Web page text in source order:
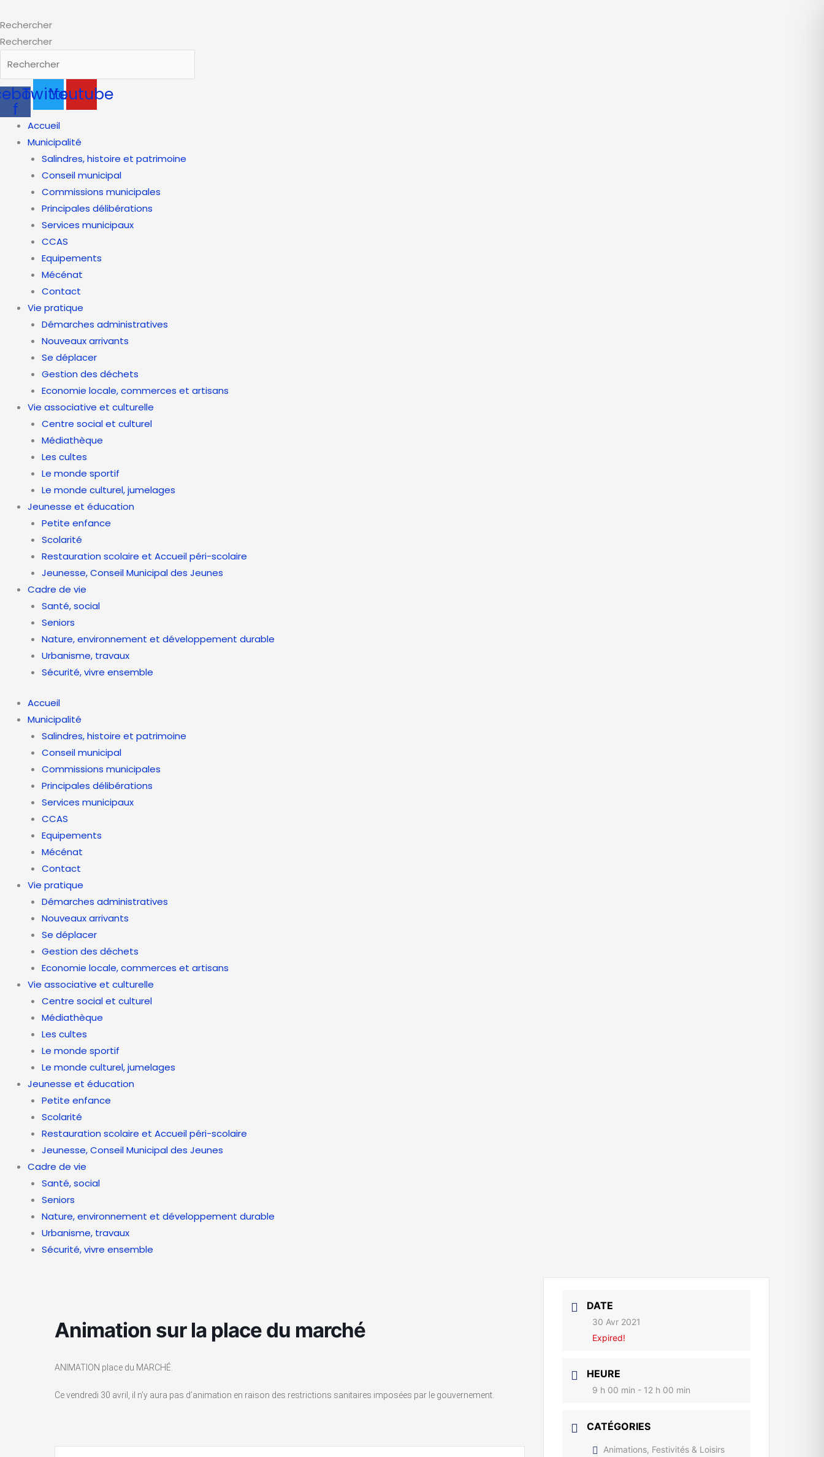
au
contenu
Rechercher
Rechercher
f
TwitterYoutube
Accueil
Municipalité
Salindres, histoire et patrimoine
Conseil municipal
Commissions municipales
Principales délibérations
Services municipaux
CCAS
Equipements
Mécénat
Contact
Vie pratique
Démarches administratives
Nouveaux arrivants
Se déplacer
Gestion des déchets
Economie locale, commerces et artisans
Vie associative et culturelle
Centre social et culturel
Médiathèque
Les cultes
Le monde sportif
Le monde culturel, jumelages
Jeunesse et éducation
Petite enfance
Scolarité
Restauration scolaire et Accueil péri-scolaire
Jeunesse, Conseil Municipal des Jeunes
Cadre de vie
Santé, social
Seniors
Nature, environnement et développement durable
Urbanisme, travaux
Sécurité, vivre ensemble
Accueil
Municipalité
Salindres, histoire et patrimoine
Conseil municipal
Commissions municipales
Principales délibérations
Services municipaux
CCAS
Equipements
Mécénat
Contact
Vie pratique
Démarches administratives
Nouveaux arrivants
Se déplacer
Gestion des déchets
Economie locale, commerces et artisans
Vie associative et culturelle
Centre social et culturel
Médiathèque
Les cultes
Le monde sportif
Le monde culturel, jumelages
Jeunesse et éducation
Petite enfance
Scolarité
Restauration scolaire et Accueil péri-scolaire
Jeunesse, Conseil Municipal des Jeunes
Cadre de vie
Santé, social
Seniors
Nature, environnement et développement durable
Urbanisme, travaux
Sécurité, vivre ensemble
Animation sur la place du marché
ANIMATION place du MARCHÉ.
Ce vendredi 30 avril, il n’y aura pas d’animation en raison des restrictions sanitaires imposées par le gouvernement.
DATE
30 Avr 2021
Expired!
HEURE
9 h 00 min - 12 h 00 min
CATÉGORIES
Animations, Festivités & Loisirs